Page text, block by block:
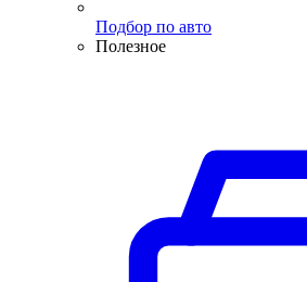
Подбор по авто
Полезное